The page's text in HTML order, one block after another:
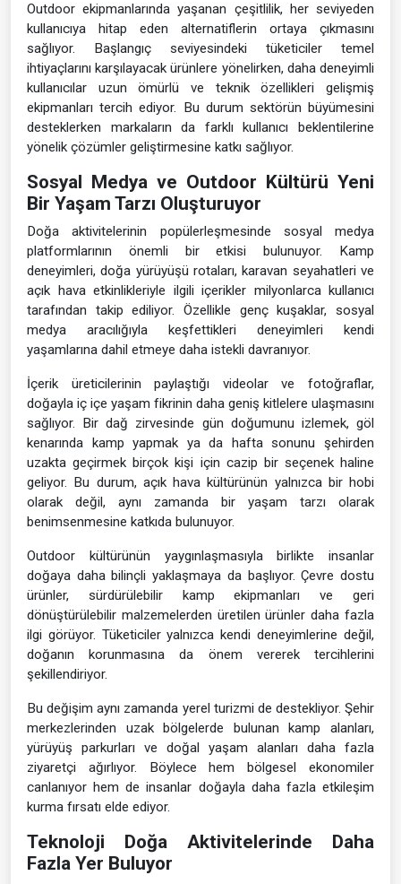
Outdoor ekipmanlarında yaşanan çeşitlilik, her seviyeden
kullanıcıya hitap eden alternatiflerin ortaya çıkmasını
sağlıyor. Başlangıç seviyesindeki tüketiciler temel
ihtiyaçlarını karşılayacak ürünlere yönelirken, daha deneyimli
kullanıcılar uzun ömürlü ve teknik özellikleri gelişmiş
ekipmanları tercih ediyor. Bu durum sektörün büyümesini
desteklerken markaların da farklı kullanıcı beklentilerine
yönelik çözümler geliştirmesine katkı sağlıyor.
Sosyal Medya ve Outdoor Kültürü Yeni
Bir Yaşam Tarzı Oluşturuyor
Doğa aktivitelerinin popülerleşmesinde sosyal medya
platformlarının önemli bir etkisi bulunuyor. Kamp
deneyimleri, doğa yürüyüşü rotaları, karavan seyahatleri ve
açık hava etkinlikleriyle ilgili içerikler milyonlarca kullanıcı
tarafından takip ediliyor. Özellikle genç kuşaklar, sosyal
medya aracılığıyla keşfettikleri deneyimleri kendi
yaşamlarına dahil etmeye daha istekli davranıyor.
İçerik üreticilerinin paylaştığı videolar ve fotoğraflar,
doğayla iç içe yaşam fikrinin daha geniş kitlelere ulaşmasını
sağlıyor. Bir dağ zirvesinde gün doğumunu izlemek, göl
kenarında kamp yapmak ya da hafta sonunu şehirden
uzakta geçirmek birçok kişi için cazip bir seçenek haline
geliyor. Bu durum, açık hava kültürünün yalnızca bir hobi
olarak değil, aynı zamanda bir yaşam tarzı olarak
benimsenmesine katkıda bulunuyor.
Outdoor kültürünün yaygınlaşmasıyla birlikte insanlar
doğaya daha bilinçli yaklaşmaya da başlıyor. Çevre dostu
ürünler, sürdürülebilir kamp ekipmanları ve geri
dönüştürülebilir malzemelerden üretilen ürünler daha fazla
ilgi görüyor. Tüketiciler yalnızca kendi deneyimlerine değil,
doğanın korunmasına da önem vererek tercihlerini
şekillendiriyor.
Bu değişim aynı zamanda yerel turizmi de destekliyor. Şehir
merkezlerinden uzak bölgelerde bulunan kamp alanları,
yürüyüş parkurları ve doğal yaşam alanları daha fazla
ziyaretçi ağırlıyor. Böylece hem bölgesel ekonomiler
canlanıyor hem de insanlar doğayla daha fazla etkileşim
kurma fırsatı elde ediyor.
Teknoloji Doğa Aktivitelerinde Daha
Fazla Yer Buluyor